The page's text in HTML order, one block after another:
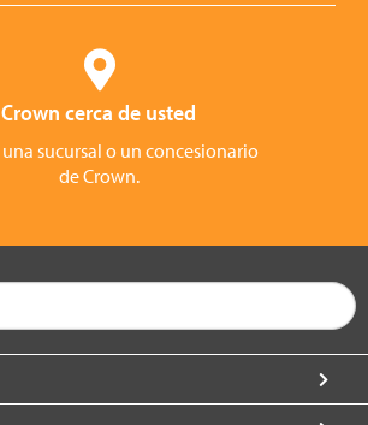
Crown cerca de usted
sucursal o un concesionario
de Crown.